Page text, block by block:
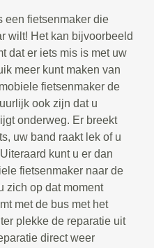
een fietsenmaker die
wilt! Het kan bijvoorbeeld
dat er iets mis is met uw
meer kunt maken van
fietsenmaker de
ook zijn dat u
onderweg. Er breekt
uw band raakt lek of u
kunt u er dan
fietsenmaker naar de
zich op dat moment
met de bus met het
plekke de reparatie uit
direct weer